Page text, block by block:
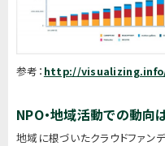
参考： http://
NPO・地域活動での動向
地域に根づいたクラウドファン